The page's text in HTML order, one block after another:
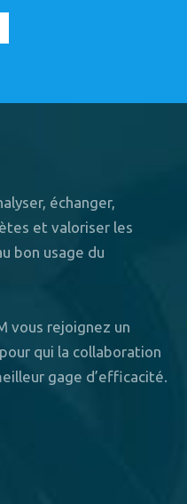
échanger,
et valoriser les
bon usage du
vous rejoignez un
qui la collaboration
gage d’efficacité.